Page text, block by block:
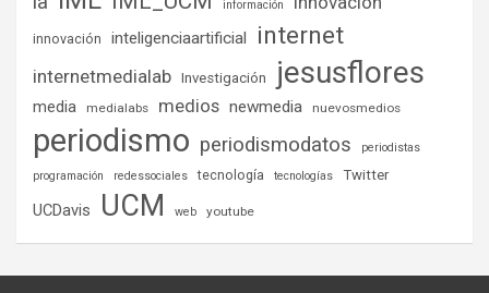
información
innovación inteligenciaartificial internet
internetmedialab Investigación jesusflores
media medialabs medios newmedia nuevosmedios
periodismo periodismodatos
periodistas
programación
redessociales tecnología tecnologías Twitter
UCDavis UCM web youtube